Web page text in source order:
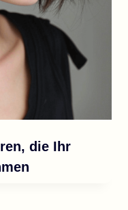
die Ihr